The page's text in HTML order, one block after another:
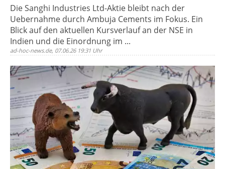
Die Sanghi Industries Ltd-Aktie bleibt nach der
Uebernahme durch Ambuja Cements im Fokus. Ein
Blick auf den aktuellen Kursverlauf an der NSE in
Indien und die Einordnung im ...
ad-hoc-news.de, 07.06.26 19:31 Uhr